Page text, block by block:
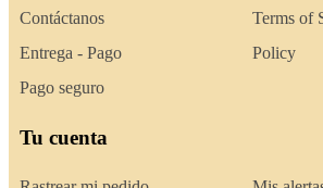
Contáctanos
Entrega - Pago
Pago seguro
Terms of
Policy
Tu cuenta